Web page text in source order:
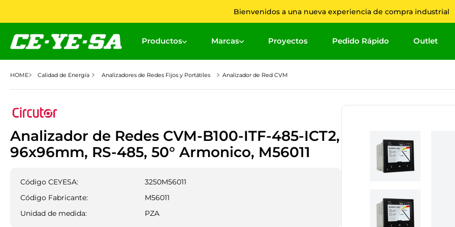
Bienvenidos a una nueva experiencia de compra industrial
Productos Marcas Proyectos Pedido Rápido Outlet
Calidad de Energía Analizadores de Redes Fijos y Portátiles Analizador de Red CVM
Analizador de Redes CVM-B100-ITF-485-ICT2,
96x96mm, RS-485, 50° Armonico, M56011
Código CEYESA:
3250M56011
Código Fabricante:
M56011
Unidad de medida:
PZA
1.
2.